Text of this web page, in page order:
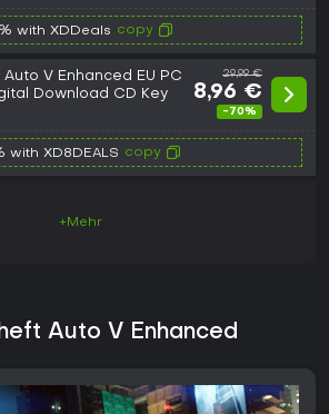
with XDDeals copy
V Enhanced EU PC
Download CD Key
29,99 €
8,96 €
-70%
with XD8DEALS copy
+Mehr
Auto V Enhanced